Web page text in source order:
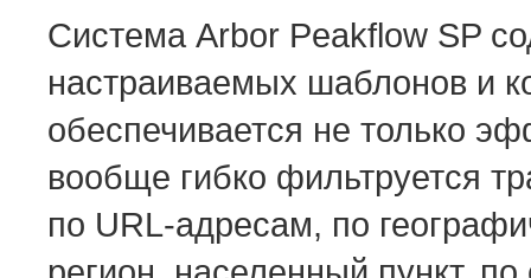
Система Arbor Peakflow SP
настраиваемых шаблонов и
обеспечивается не только
вообще гибко фильтруется
по URL-адресам, по